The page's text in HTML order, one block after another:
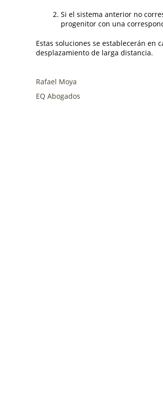
Si el sistema anterior no
progenitor con una
Estas soluciones se establecerán en
desplazamiento de larga distancia.
Rafael Moya
EQ Abogados